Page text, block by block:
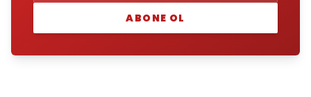
ABONE OL